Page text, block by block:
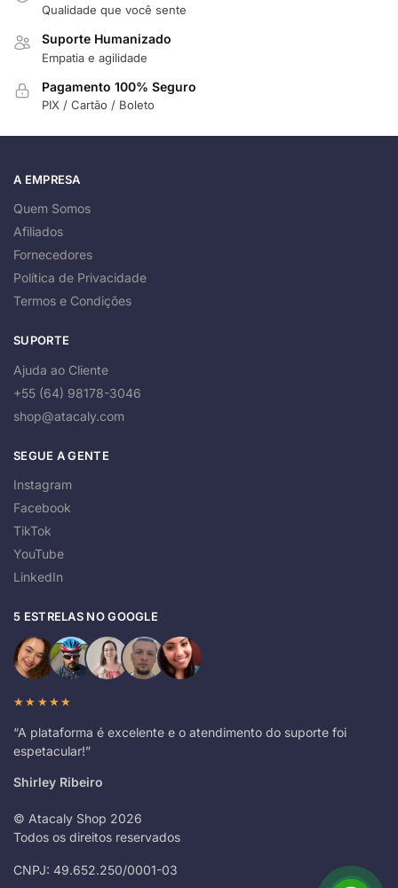
Qualidade que você sente
Suporte Humanizado
Empatia e agilidade
Pagamento 100% Seguro
PIX / Cartão / Boleto
A EMPRESA
Quem Somos
Afiliados
Fornecedores
Política de Privacidade
Termos e Condições
SUPORTE
Ajuda ao Cliente
+55 (64) 98178-3046
shop@atacaly.com
SEGUE A GENTE
Instagram
Facebook
TikTok
YouTube
LinkedIn
5 ESTRELAS NO GOOGLE
★★★★★
“A plataforma é excelente e o atendimento do suporte foi
espetacular!”
Shirley Ribeiro
© Atacaly Shop 2026
Todos os direitos reservados
CNPJ: 49.652.250/0001-03